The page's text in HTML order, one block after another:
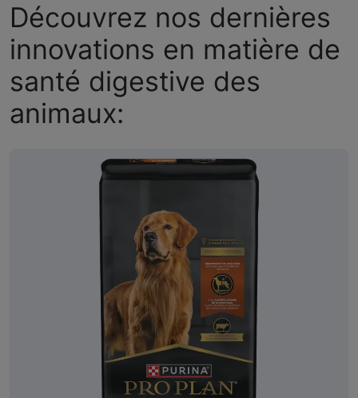
Découvrez nos dernières
innovations en matière de
santé digestive des
animaux: